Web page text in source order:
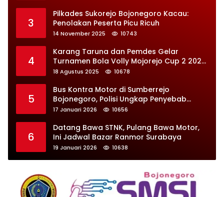
3
Pilkades Sukorejo Bojonegoro Kacau:
Penolakan Peserta Picu Ricuh
14 November 2025 10743
4
Karang Taruna dan Pemdes Gelar
Turnamen Bola Volly Mojorejo Cup 2 2025,
Diikuti 28 Tim
18 Agustus 2025 10678
5
Bus Kontra Motor di Sumberrejo
Bojonegoro, Polisi Ungkap Penyebab
Kecelakaan
17 Januari 2026 10656
6
Datang Bawa STNK, Pulang Bawa Motor,
Ini Jadwal Bazar Ranmor Surabaya
19 Januari 2026 10638